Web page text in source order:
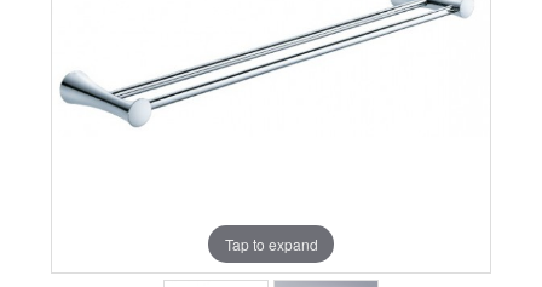
Tap to expand
Tap to expand